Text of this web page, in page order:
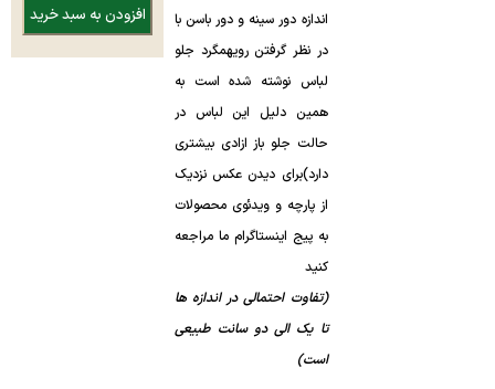
اندازه دور سینه و دور باسن با
در نظر گرفتن رویهمگرد جلو
لباس نوشته شده است به
همین دلیل این لباس در
حالت جلو باز ازادی بیشتری
دارد)برای دیدن عکس نزدیک
از پارچه و ویدئوی محصولات
به پیج اینستاگرام ما مراجعه
کنید
(تفاوت احتمالی در اندازه ها
تا یک الی دو سانت طبیعی
است)
افزودن به سبد خرید